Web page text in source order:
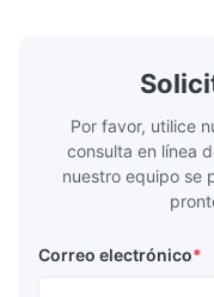
circulation
Por favor, utilice
consulta en línea
nuestro equipo se
Correo electrónico*